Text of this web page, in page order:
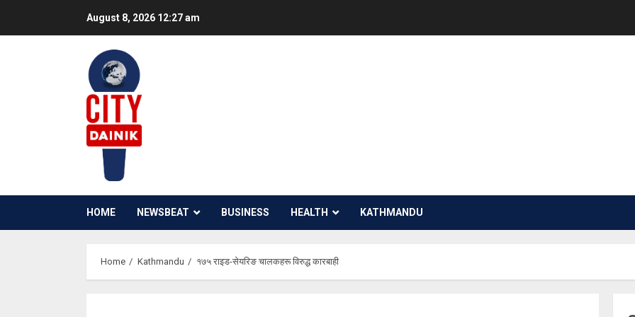
August 8, 2026 12:27 am
HOME NEWSBEAT BUSINESS HEALTH KATHMANDU
Home Kathmandu १७५ राइड-सेयरिङ चालकहरू विरुद्ध कारबाही